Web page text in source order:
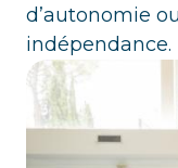
d’autonomie
indépendance.